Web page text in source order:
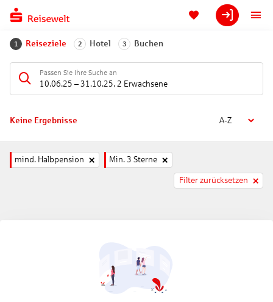
1 Reiseziele 2 Hotel 3 Buchen
Passen Sie Ihre Suche an
10.06.25 – 31.10.25, 2 Erwachsene
Keine Ergebnisse A-Z
mind. Halbpension Min. 3 Sterne
Filter zurücksetzen